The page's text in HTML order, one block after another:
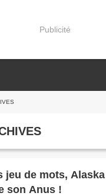
Publicité
jeu de mots,
son Anus !